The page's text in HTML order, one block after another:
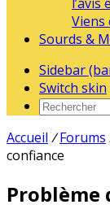
Viens
Sourds &
Sidebar
Switch skin
Accueil / Forums
confiance
Problème